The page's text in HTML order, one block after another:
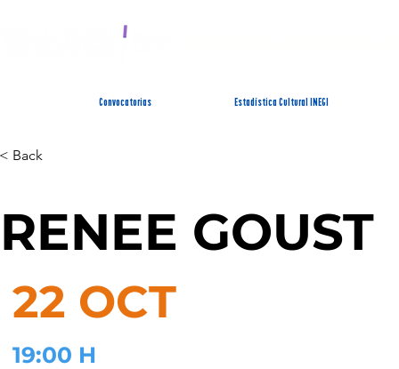
Convocatorias Estadística Cultural INEGI
< Back
RENEE GOUST
22 OCT
19:00 H